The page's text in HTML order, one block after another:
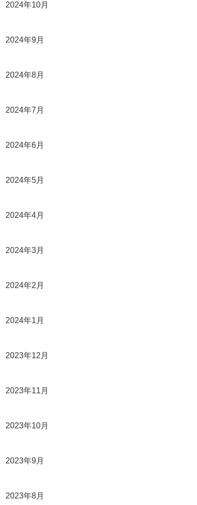
2024年10月
2024年9月
2024年8月
2024年7月
2024年6月
2024年5月
2024年4月
2024年3月
2024年2月
2024年1月
2023年12月
2023年11月
2023年10月
2023年9月
2023年8月